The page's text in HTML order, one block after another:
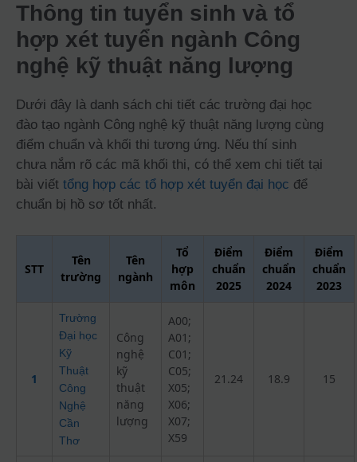
Thông tin tuyển sinh và tổ
hợp xét tuyển ngành Công
nghệ kỹ thuật năng lượng
Dưới đây là danh sách chi tiết các trường đại học
đào tạo ngành Công nghệ kỹ thuật năng lượng cùng
điểm chuẩn và khối thi tương ứng. Nếu thí sinh
chưa nắm rõ các mã khối thi, có thể xem chi tiết tại
bài viết tổng hợp các tổ hợp xét tuyển đại học để
chuẩn bị hồ sơ tốt nhất.
STT
Tên
trường
Tên
ngành
Tổ
hợp
môn
Điểm
chuẩn
2025
Điểm
chuẩn
2024
Điểm
chuẩn
2023
1
Trường
Đại học
Kỹ
Thuật
Công
Nghệ
Cần
Thơ
Công
nghệ
kỹ
thuật
năng
lượng
A00;
A01;
C01;
C05;
X05;
X06;
X07;
X59
21.24 18.9 15